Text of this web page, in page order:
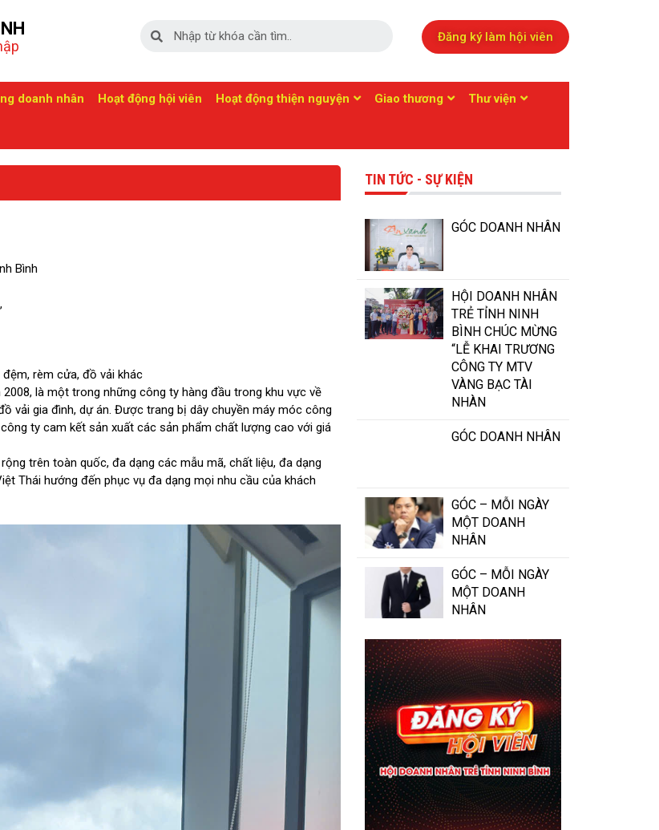
Đăng ký làm hội viên
doanh nhân Hoạt động hội viên Hoạt động thiện nguyện Giao thương Thư viện
Bình
đệm, rèm cửa, đồ vải khác
là một trong những công ty hàng đầu trong khu vực về
vải gia đình, dự án. Được trang bị dây chuyền máy móc công
ty cam kết sản xuất các sản phẩm chất lượng cao với giá
trên toàn quốc, đa dạng các mẫu mã, chất liệu, đa dạng
Thái hướng đến phục vụ đa dạng mọi nhu cầu của khách
TIN TỨC - SỰ KIỆN
GÓC DOANH NHÂN
HỘI DOANH NHÂN
TRẺ TỈNH NINH
BÌNH CHÚC MỪNG
“LỄ KHAI TRƯƠNG
CÔNG TY MTV
VÀNG BẠC TÀI
NHÀN
GÓC DOANH NHÂN
GÓC – MỖI NGÀY
MỘT DOANH
NHÂN
GÓC – MỖI NGÀY
MỘT DOANH
NHÂN